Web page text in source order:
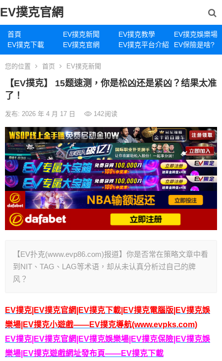
EV撲克官網
首頁 EV撲克新聞 EV撲克教學
EV撲克娛樂場
EV撲克下載
EV撲克官網 EV撲克平台介紹 EV保險是啥?
您的位置 首页 EV撲克新聞
【EV撲克】 15题速测，你是松凶还是紧凶？结果太准
了！
发布: 2026 年 4 月 17 日 142阅读
【EV扑克(www.evp86.com)报道】你是否常在策略文章中看
到NIT、TAG、LAG等术语，却从未认真分析过自己的牌
风？
EV撲克|EV撲克官網|EV撲克下載|EV撲克電腦版|EV撲克娛
樂場|EV撲克小遊戲——EV撲克導航(www.evpks.com)
EV撲克|EV撲克官網|EV撲克娛樂場|EV撲克保險|EV撲克娛
樂場|EV撲克遊戲網址發布頁——EV撲克下載